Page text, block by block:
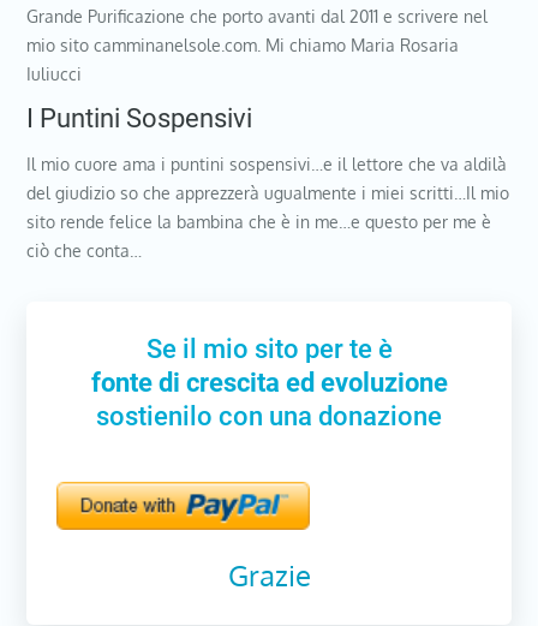
Grande Purificazione che porto avanti dal 2011 e scrivere nel
mio sito camminanelsole.com. Mi chiamo Maria Rosaria
Iuliucci
I Puntini Sospensivi
Il mio cuore ama i puntini sospensivi…e il lettore che va aldilà
del giudizio so che apprezzerà ugualmente i miei scritti…Il mio
sito rende felice la bambina che è in me…e questo per me è
ciò che conta…
Se il mio sito per te è
fonte di crescita ed evoluzione
sostienilo con una donazione
Grazie